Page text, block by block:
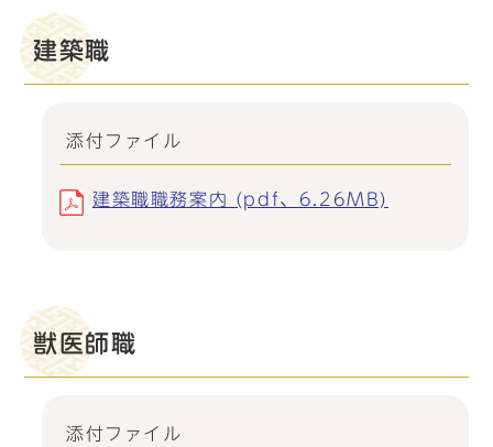
建築職
添付ファイル
建築職職務案内 (pdf、6.26MB)
獣医師職
添付ファイル